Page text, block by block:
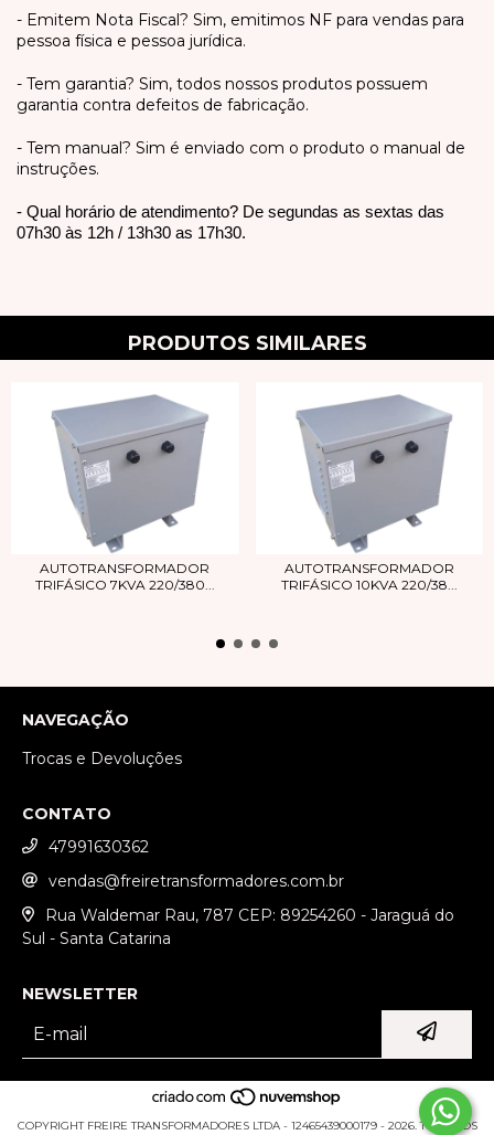
- Emitem Nota Fiscal? Sim, emitimos NF para vendas para
pessoa física e pessoa jurídica.
- Tem garantia? Sim, todos nossos produtos possuem
garantia contra defeitos de fabricação.
- Tem manual? Sim é enviado com o produto o manual de
instruções.
- Qual horário de atendimento? De segundas as sextas das
07h30 às 12h / 13h30 as 17h30.
PRODUTOS SIMILARES
AUTOTRANSFORMADOR
TRIFÁSICO 7KVA 220/380...
AUTOTRANSFORMADOR
TRIFÁSICO 10KVA 220/38...
NAVEGAÇÃO
Trocas e Devoluções
CONTATO
47991630362
vendas@freiretransformadores.com.br
Rua Waldemar Rau, 787 CEP: 89254260 - Jaraguá do
Sul - Santa Catarina
NEWSLETTER
COPYRIGHT FREIRE TRANSFORMADORES LTDA - 12465439000179 - 2026. TODOS OS